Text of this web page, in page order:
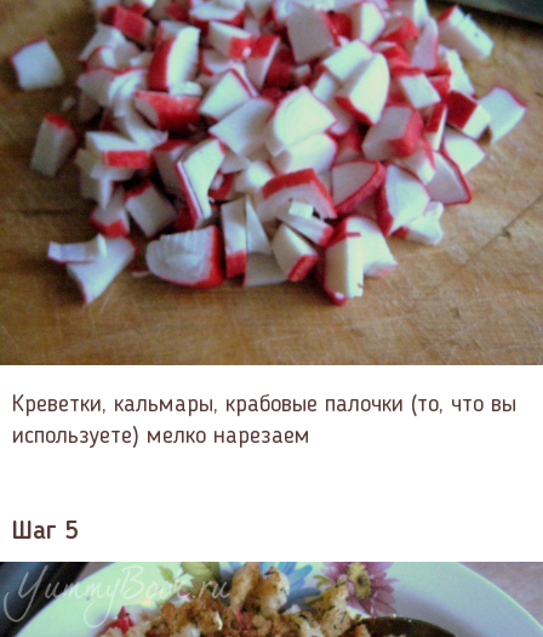
Креветки, кальмары, крабовые палочки (то, что вы
используете) мелко нарезаем
Шаг 5